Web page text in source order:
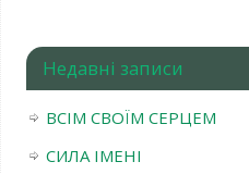
Недавні записи
ВСІМ СВОЇМ СЕРЦЕМ
СИЛА ІМЕНІ